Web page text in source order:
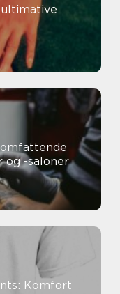
og -saloner
Komfort